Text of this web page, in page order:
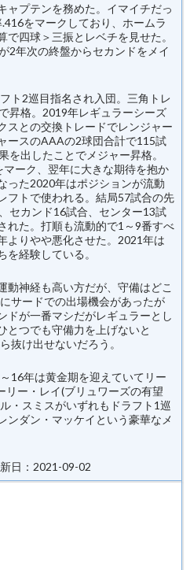
ャプテンを務めた。イマイチだっ
をマークしており、ホームラ
四球＞三振とレベチを見せた。
2年次の終盤からセカンドをメイ
ト2巡目指名され入団。三角トレ
昇格。2019年レギュラーシーズ
スとの交換トレードでレンジャー
ースのAAAの2球団合計で115試
を出したことでメジャー昇格。
ーク、翌年に大きな期待を抱か
った2020年はポジションが流動
フトで使われる。結局57試合の先
セカンド16試合、センター13試
れた。打順も流動的で1～9番すべ
よりやや悪化させた。2021年は
経験している。
動神経も高い方だが、守備はどこ
サードでの出場機会があったが
ドが一番マシだがレギュラーとし
とつでも守備力を上げないと
抜け出せないだろう。
16年は黄金期を迎えていてリー
ー・レイ(ブリュワーズの有望
・スミスがいずれもドラフト1巡
ンダン・マッケイという豪華なメ
日：2021-09-02